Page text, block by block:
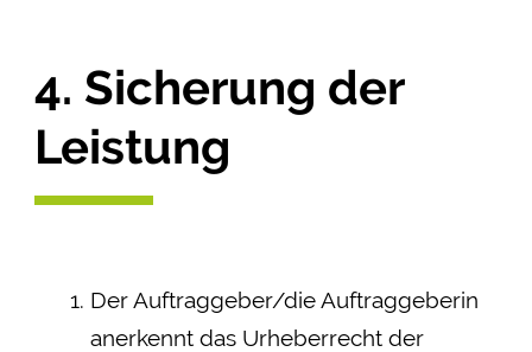
4. Sicherung der
Leistung
Der Auftraggeber/die Auftraggeberin
anerkennt das Urheberrecht der